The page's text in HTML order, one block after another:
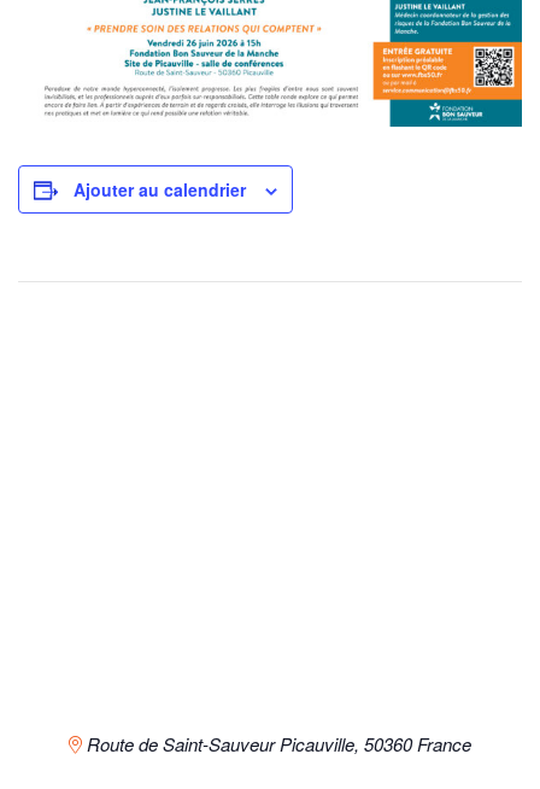
Ajouter au calendrier
Route de Saint-SauveurPicauville, 50360France